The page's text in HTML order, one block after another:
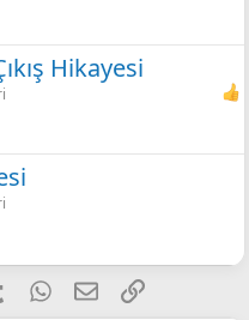
Hikayesi
TumblrWhatsApp
E-posta
Link